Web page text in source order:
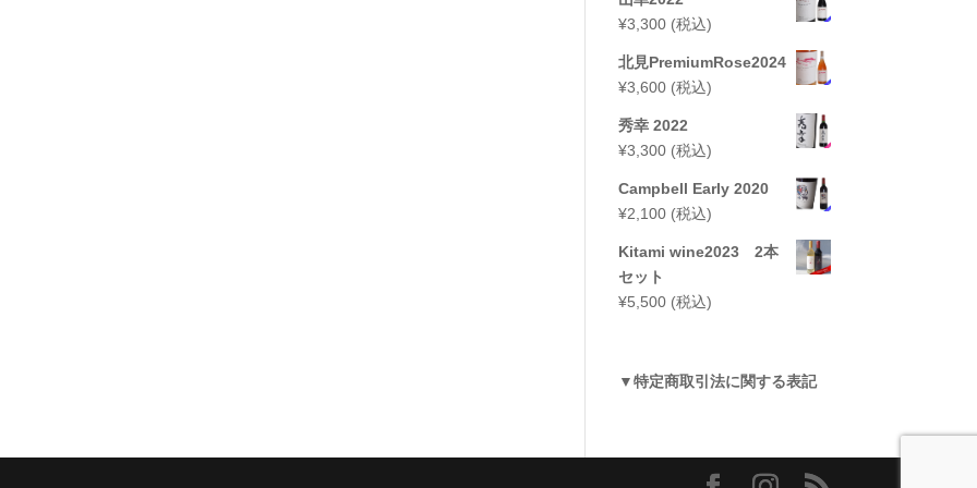
¥3,300 (税込)
北見PremiumRose2024
¥3,600 (税込)
秀幸 2022
¥3,300 (税込)
Campbell Early 2020
¥2,100 (税込)
Kitami wine2023 2本
セット
¥5,500 (税込)
▼特定商取引法に関する表記